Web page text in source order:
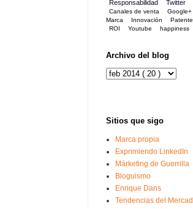
Responsabilidad
Twitter
Canales de venta
Google+
Marca
Innovación
ROI
Youtube happiness
Archivo del blog
Sitios que sigo
Marca propia
Exprimiendo LinkedIn
Márketing de Guerrilla
Bloguismo
Enrique Dans
Tendencias del